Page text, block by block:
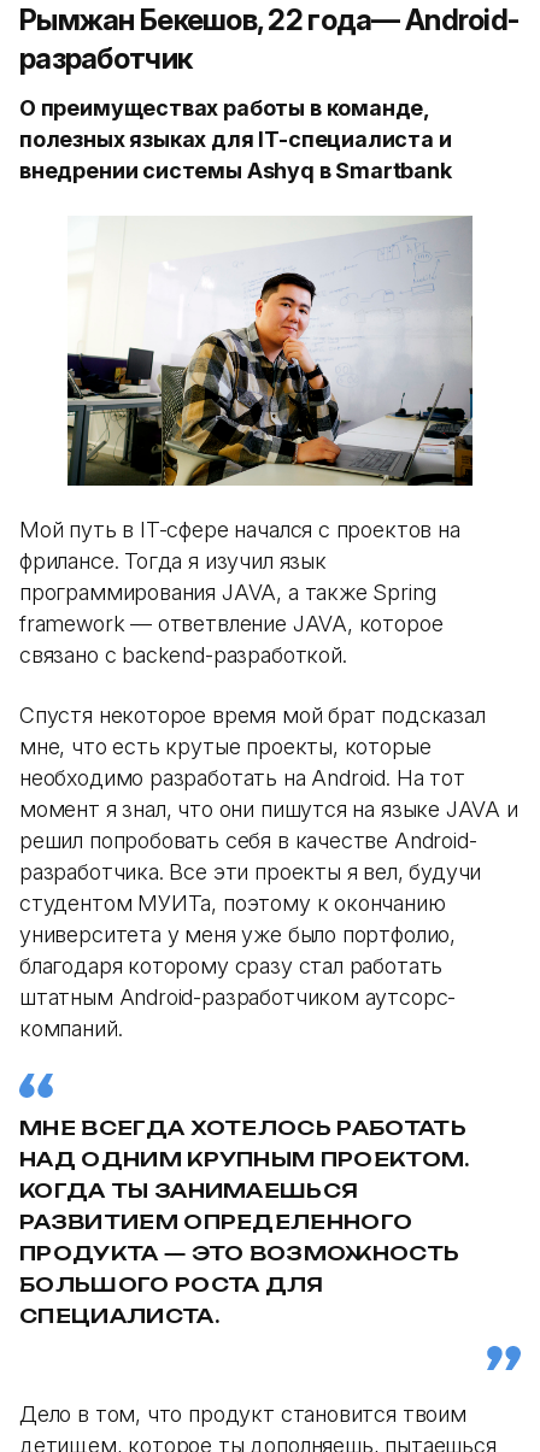
Рымжан Бекешов, 22 года— Android-
разработчик
О преимуществах работы в команде,
полезных языках для IT-специалиста и
внедрении системы Ashyq в Smartbank
Мой путь в IT-сфере начался с проектов на
фрилансе. Тогда я изучил язык
программирования JAVA, а также Spring
framework — ответвление JAVA, которое
связано с backend-разработкой.
Спустя некоторое время мой брат подсказал
мне, что есть крутые проекты, которые
необходимо разработать на Android. На тот
момент я знал, что они пишутся на языке JAVA и
решил попробовать себя в качестве Android-
разработчика. Все эти проекты я вел, будучи
студентом МУИТа, поэтому к окончанию
университета у меня уже было портфолио,
благодаря которому сразу стал работать
штатным Android-разработчиком аутсорс-
компаний.
МНЕ ВСЕГДА ХОТЕЛОСЬ РАБОТАТЬ
НАД ОДНИМ КРУПНЫМ ПРОЕКТОМ.
КОГДА ТЫ ЗАНИМАЕШЬСЯ
РАЗВИТИЕМ ОПРЕДЕЛЕННОГО
ПРОДУКТА — ЭТО ВОЗМОЖНОСТЬ
БОЛЬШОГО РОСТА ДЛЯ
СПЕЦИАЛИСТА.
Дело в том, что продукт становится твоим
детищем, которое ты дополняешь, пытаешься